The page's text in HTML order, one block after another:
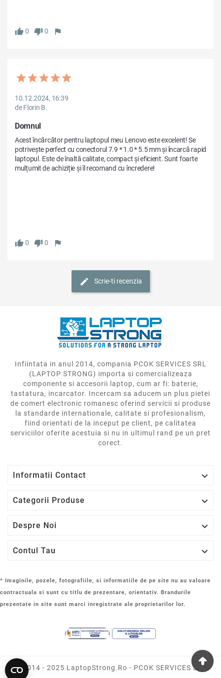
0 0
10.12.2024, 16:39
de Florin B.
Domnul
Acest încărcător pentru laptopul meu Lenovo este excelent! Se
potrivește perfect cu conectorul 7.9 * 1.0 * 5.5 mm și încarcă rapid
laptopul. Este de înaltă calitate, compact și eficient. Sunt foarte
mulțumit de achiziție și îl recomand cu încredere!
0 0
Scrie-ti recenzia
Infiintata in anul 2014, compania PCOK SERVICES SRL
(LAPTOP STRONG) importa si comercializeaza
componente si accesorii laptop, cum ar fi: baterie,
tastatura, incarcator. Incercam sa aducem un plus pietei
de comert electronic romanesc oferind servicii si produse
la standarde internationale, calitate si profesionalism,
fiind orientati de la inceput pe client, pe calitatea
serviciilor oferite acestuia si nu in ultimul rand pe un pret
corect.
Informatii Contact 
Categorii Produse 
Despre Noi 
Contul Tau 
* Imaginile, pozele, fotografiile, si informatiile de pe site nu au valoare
contractuala si sunt cu titlu de prezentare, orientativ. Brandurile
prezentate in site sunt marci inregistrate ale proprietarilor lor.
© 2014 - 2025 LaptopStrong.ro - PCOK SERVICES SRL